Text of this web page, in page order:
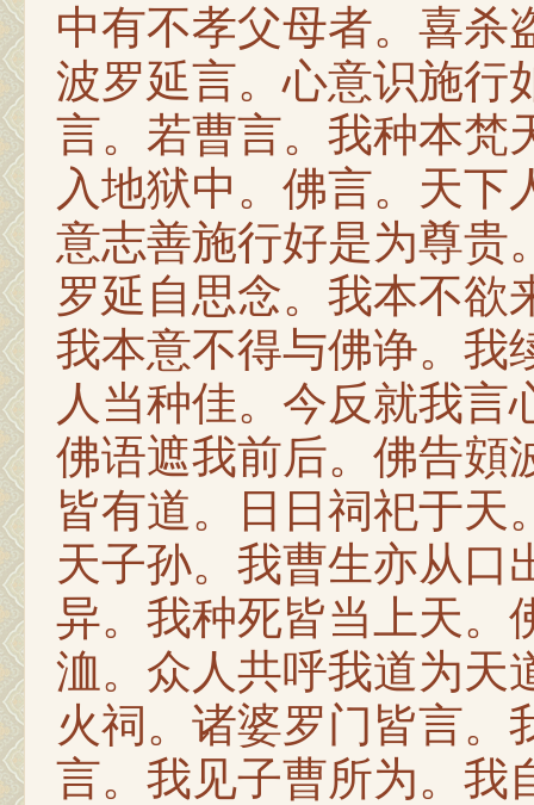
中有不孝父母者。喜杀
波罗延言。心意识施行
言。若曹言。我种本梵
入地狱中。佛言。天下
意志善施行好是为尊贵
罗延自思念。我本不欲
我本意不得与佛诤。我
人当种佳。今反就我言
佛语遮我前后。佛告頞
皆有道。日日祠祀于天
天子孙。我曹生亦从口
异。我种死皆当上天。
洫。众人共呼我道为天
火祠。诸婆罗门皆言。
言。我见子曹所为。我